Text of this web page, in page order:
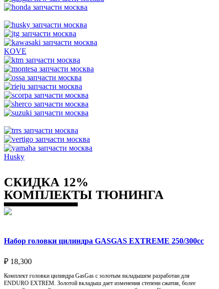
KOVE
Husky
СКИДКА 12%
КОМПЛЕКТЫ ТЮНИНГА
Набор головки цилиндра GASGAS EXTREME 250/300cc
₽ 18,300
Комплект головки цилиндра GasGas с золотым вкладышем разработан для
ENDURO EXTREM. Золотой вкладыш дает изменения степени сжатия, более